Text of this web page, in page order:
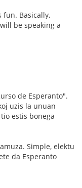
fun. Basically,
be speaking a
de Esperanto".
uzis la unuan
estis bonega
Simple, elektu
da Esperanto